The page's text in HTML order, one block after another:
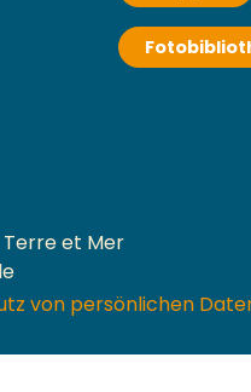
et Mer
von persönlichen